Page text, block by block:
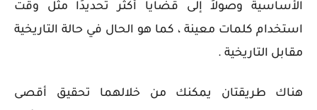
الأساسية وصولاً إلى قضايا أكثر تحديدًا مثل وقت
استخدام كلمات معينة ، كما هو الحال في حالة التاريخية
مقابل التاريخية .
هناك طريقتان يمكنك من خلالهما تحقيق أقصى